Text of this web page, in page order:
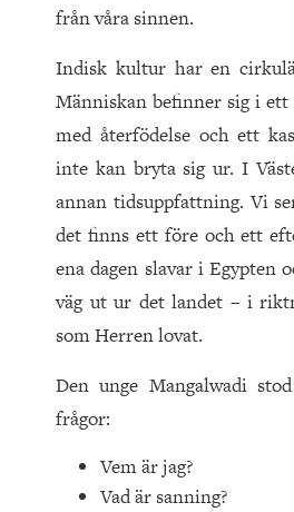
från våra sinnen.
Indisk kultur har en
Människan befinner sig i
med återfödelse och ett
inte kan bryta sig ur. I
annan tidsuppfattning. Vi
det finns ett före och ett
ena dagen slavar i Egypten
väg ut ur det landet – i
som Herren lovat.
Den unge Mangalwadi
frågor:
Vem är jag?
Vad är sanning?